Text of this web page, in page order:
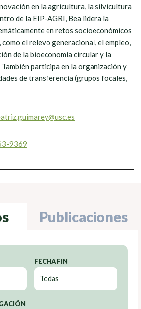
en la agricultura, la silvicultura
de la EIP-AGRI, Bea lidera la
en retos socioeconómicos
como el relevo generacional, el empleo,
de la bioeconomía circular y la
participa en la organización y
de transferencia (grupos focales,
9369
Publicaciones
FECHA FIN